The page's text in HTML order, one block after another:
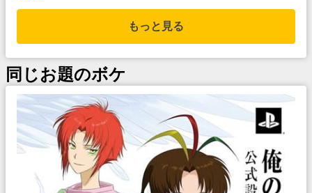
もっと見る
同じお題のボケ